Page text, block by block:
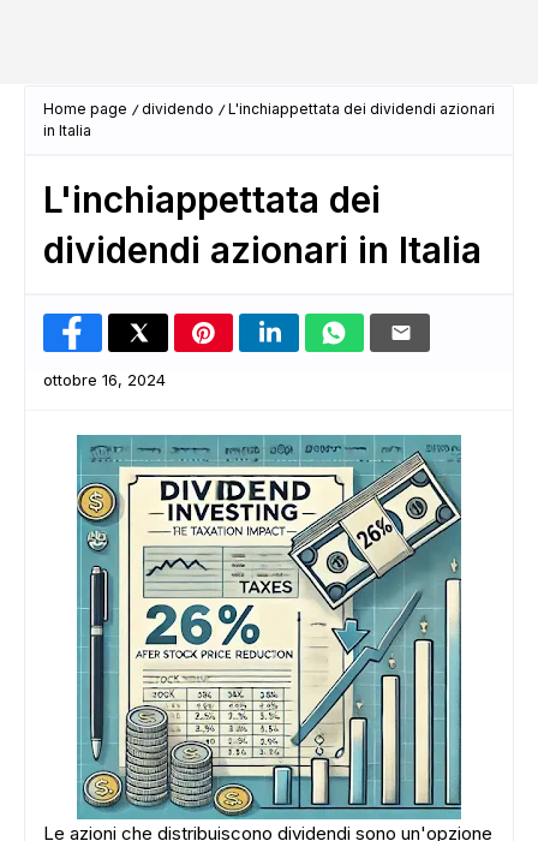
Home page dividendo
L'inchiappettata dei dividendi azionari
in Italia
L'inchiappettata dei
dividendi azionari in Italia
ottobre 16, 2024
Le azioni che distribuiscono dividendi sono un'opzione